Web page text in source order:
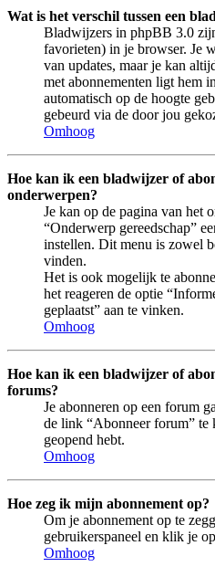
Wat is het verschil tussen een
Bladwijzers in phpBB 3.0
favorieten) in je browser. Je
van updates, maar je kan
met abonnementen ligt hem
automatisch op de hoogte
gebeurd via de door jou
Omhoog
Hoe kan ik een bladwijzer of
onderwerpen?
Je kan op de pagina van het
“Onderwerp gereedschap”
instellen. Dit menu is zowel
vinden.
Het is ook mogelijk te
het reageren de optie
geplaatst” aan te vinken.
Omhoog
Hoe kan ik een bladwijzer of
forums?
Je abonneren op een forum
de link “Abonneer forum” te
geopend hebt.
Omhoog
Hoe zeg ik mijn abonnement op?
Om je abonnement op te
gebruikerspaneel en klik je
Omhoog